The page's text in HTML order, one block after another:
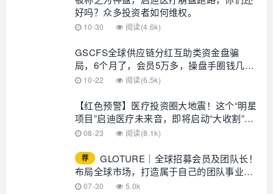
好吗？众多投资者如何维权。
10-30 阅读(4.6k)
GSCFS全球供应链分红互助类资金盘骗
局，6个月了，会员5万多，操盘手圈钱几千
万，高度预警，即将崩盘跑路！
10-22 阅读(6.5k)
【红色预警】医疗投资圈大地震！这个“明星
项目”启迪医疗未来音，即将启动“大收割”，
速速撤离！
08-23 阅读(8.1k)
荐
GLOTURE｜全球招募会员及团队长！
布局全球市场，打造属于自己的团队事业，
想增加收入？想打造团队？加入
07-30 5.0k